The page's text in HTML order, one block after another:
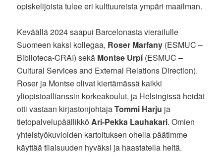
opiskelijoista tulee eri kulttuureista ympäri maailman.
Keväällä 2024 saapui Barcelonasta vierailulle
Suomeen kaksi kollegaa, Roser Marfany (ESMUC –
Biblioteca-CRAI) sekä Montse Urpí(ESMUC –
Cultural Services and External Relations Direction).
Roser ja Montse olivat kiertämässä kaikki
yliopistoallianssin korkeakoulut, ja Helsingissä heidät
otti vastaan kirjastonjohtajaTommi Harju ja
tietopalvelupäällikköAri-Pekka Lauhakari. Omien
yhteistyökuvioiden kartoituksen ohella päätimme
käyttää tilaisuuden hyväksi ja haastatella heitä.